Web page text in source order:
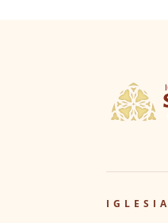
IGLESIA